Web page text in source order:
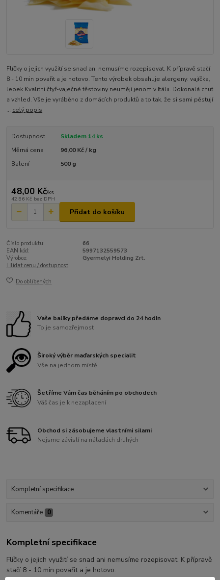
Flíčky o jejich využití se snad ani nemusíme rozepisovat. K přípravě stačí
8 - 10 min povařit a je hotovo. Tento výrobek obsahuje alergeny: vajíčka,
lepek Kvalitní čtyř-vaječné těstoviny neumějí jenom v Itálii. Dokonalá chuť
a vzhled. Vše je vyráběno z domácích produktů a to tak, že si sami pěstují
... celý popis
Dostupnost
Skladem 14 ks
Měrná cena
96,00 Kč / kg
Balení
500 g
48,00 Kč/ks
42,86 Kč bez DPH
Přidat do košíku
Číslo produktu:
66
EAN kód:
5997132559573
Výrobce:
Gyermelyi Holding Zrt.
Hlídat cenu / dostupnost
Do oblíbených
Vaše balíky předáme dopravci do 24 hodin
To je samozřejmost
Široký výběr maďarských specialit
Vše na jednom místě
Šetříme Vám čas běháním po obchodech
Váš čas je k nezaplacení
Obchod si zásobujeme vlastními silami
Nejsme závislí na náladách druhých
Kompletní specifikace
Komentáře 0
Kompletní specifikace
Flíčky o jejich využití se snad ani nemusíme rozepisovat. K přípravě
stačí 8 - 10 min povařit a je hotovo.